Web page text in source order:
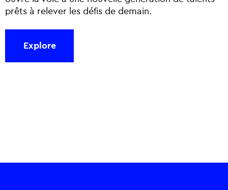
prêts à relever les défis de demain.
Explore